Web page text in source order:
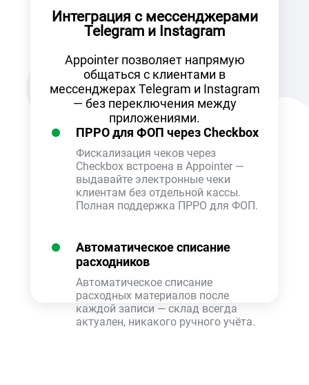
Интеграция с мессенджерами
Telegram и Instagram
Appointer позволяет напрямую
общаться с клиентами в
мессенджерах Telegram и Instagram
— без переключения между
приложениями.
ПРРО для ФОП через Checkbox
Фискализация чеков через
Checkbox встроена в Appointer —
выдавайте электронные чеки
клиентам без отдельной кассы.
Полная поддержка ПРРО для ФОП.
Автоматическое списание
расходников
Автоматическое списание
расходных материалов после
каждой записи — склад всегда
актуален, никакого ручного учёта.